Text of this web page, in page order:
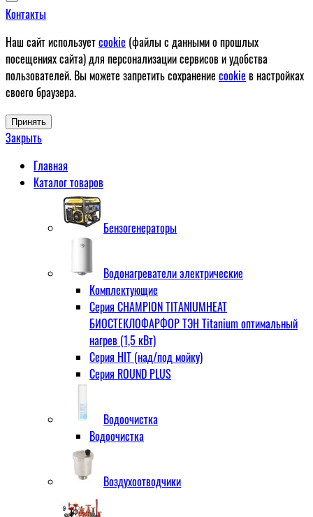
Контакты
Наш сайт используетcookie (файлы с данными о прошлых
посещениях сайта) для персонализации сервисов и удобства
пользователей. Вы можете запретить сохранение cookie в настройках
своего браузера.
Принять
Закрыть
Главная
Каталог товаров
Бензогенераторы
Водонагреватели электрические
Комплектующие
Серия CHAMPION TITANIUMHEAT
БИОСТЕКЛОФАРФОР ТЭН Titanium оптимальный
нагрев (1,5 кВт)
Серия HIT (над/под мойку)
Серия ROUND PLUS
Водоочистка
Водоочистка
Воздухоотводчики